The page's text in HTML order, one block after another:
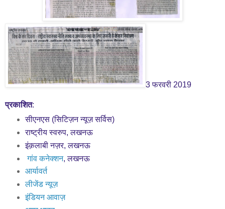
3 फरवरी 2019
प्रकाशित:
सीएनएस (सिटिज़न न्यूज़ सर्विस)
राष्ट्रीय स्वरुप, लखनऊ
इंक़लाबी नज़र, लखनऊ
गांव कनेक्शन, लखनऊ
आर्यावर्त
लीजेंड न्यूज़
इंडियन आवाज़